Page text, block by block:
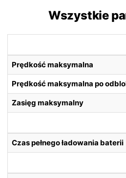
Wszystkie
Prędkość maksymalna
Prędkość maksymalna po
Zasięg maksymalny
Czas pełnego ładowania baterii